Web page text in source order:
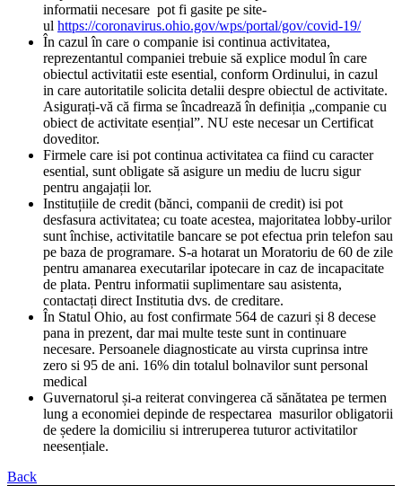
informatii necesare pot fi gasite pe site-
ul https://coronavirus.ohio.gov/wps/portal/gov/covid-19/
În cazul în care o companie isi continua activitatea,
reprezentantul companiei trebuie să explice modul în care
obiectul activitatii este esential, conform Ordinului, in cazul
in care autoritatile solicita detalii despre obiectul de activitate.
Asigurați-vă că firma se încadrează în definiția „companie cu
obiect de activitate esențial”. NU este necesar un Certificat
doveditor.
Firmele care isi pot continua activitatea ca fiind cu caracter
esential, sunt obligate să asigure un mediu de lucru sigur
pentru angajații lor.
Instituțiile de credit (bănci, companii de credit) isi pot
desfasura activitatea; cu toate acestea, majoritatea lobby-urilor
sunt închise, activitatile bancare se pot efectua prin telefon sau
pe baza de programare. S-a hotarat un Moratoriu de 60 de zile
pentru amanarea executarilar ipotecare in caz de incapacitate
de plata. Pentru informatii suplimentare sau asistenta,
contactați direct Institutia dvs. de creditare.
În Statul Ohio, au fost confirmate 564 de cazuri și 8 decese
pana in prezent, dar mai multe teste sunt in continuare
necesare. Persoanele diagnosticate au virsta cuprinsa intre
zero si 95 de ani. 16% din totalul bolnavilor sunt personal
medical
Guvernatorul și-a reiterat convingerea că sănătatea pe termen
lung a economiei depinde de respectarea masurilor obligatorii
de ședere la domiciliu si intreruperea tuturor activitatilor
neesențiale.
Back